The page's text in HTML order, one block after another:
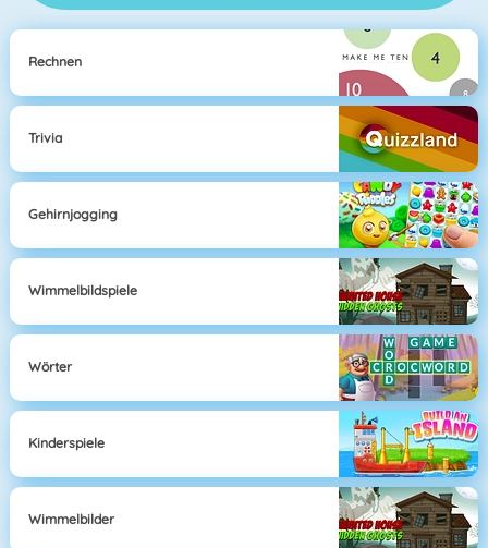
Rechnen
Trivia
Gehirnjogging
Wimmelbildspiele
Wörter
Kinderspiele
Wimmelbilder